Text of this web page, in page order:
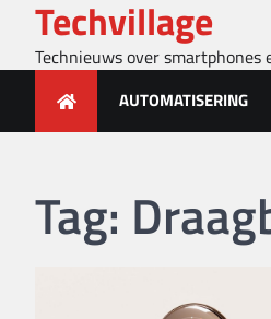
content
Techvillage
Technieuws over smartphones
AUTOMATISERING
Tag: